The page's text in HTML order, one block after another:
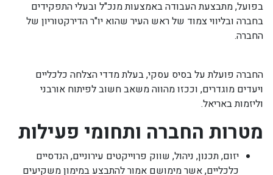
בפועל, מתבצעת העבודה באמצעות מנכ"ל ובעלי התפקידים
בחברה ובליווי צמוד של ראש העיר שהוא יו"ר הדירקטוריון של
החברה.
החברה פועלת על בסיס עסקי, בעלת מדדי הצלחה כלכליים
ויעדים מוגדרים, וככזו מהווה משאב חשוב לפיתוח אורבני
וליזמות באריאל.
מטרות החברה ותחומי פעילות
יזום, תכנון, ניהול, שווק פרוייקטים עירוניים, הנדסיים
כלכליים, אשר מימושם אמור להתבצע במימון משקיעים